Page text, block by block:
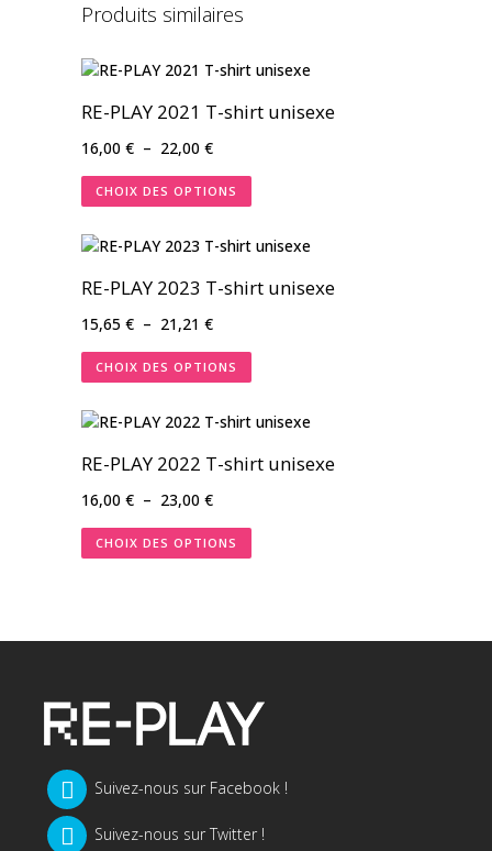
Produits similaires
RE-PLAY 2021 T-shirt unisexe
16,00 € – 22,00 €Plage
de
prix :
à
CHOIX DES OPTIONS
RE-PLAY 2023 T-shirt unisexe
15,65 € – 21,21 €Plage
de
prix :
à
CHOIX DES OPTIONS
RE-PLAY 2022 T-shirt unisexe
16,00 € – 23,00 €Plage
de
prix :
CHOIX DES OPTIONS
Suivez-nous sur Facebook !
Suivez-nous sur Twitter !